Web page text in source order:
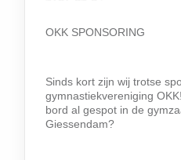
OKK SPONSORING
Sinds kort zijn wij trotse
gymnastiekvereniging
bord al gespot in de
Giessendam?